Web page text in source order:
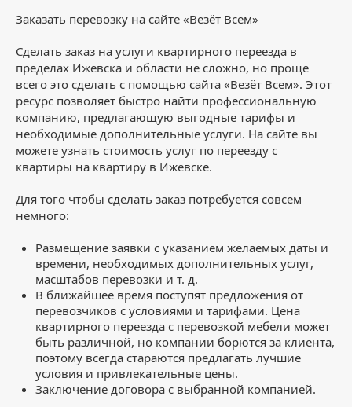
Заказать перевозку на сайте «Везёт Всем»
Сделать заказ на услуги квартирного переезда в
пределах Ижевска и области не сложно, но проще
всего это сделать с помощью сайта «Везёт Всем». Этот
ресурс позволяет быстро найти профессиональную
компанию, предлагающую выгодные тарифы и
необходимые дополнительные услуги. На сайте вы
можете узнать стоимость услуг по переезду с
квартиры на квартиру в Ижевске.
Для того чтобы сделать заказ потребуется совсем
немного:
Размещение заявки с указанием желаемых даты и
времени, необходимых дополнительных услуг,
масштабов перевозки и т. д.
В ближайшее время поступят предложения от
перевозчиков с условиями и тарифами. Цена
квартирного переезда с перевозкой мебели может
быть различной, но компании борются за клиента,
поэтому всегда стараются предлагать лучшие
условия и привлекательные цены.
Заключение договора с выбранной компанией.